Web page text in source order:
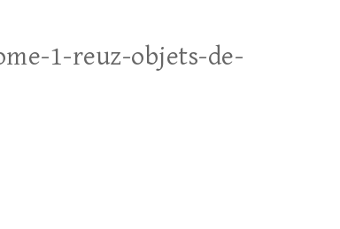
1-reuz-objets-de-